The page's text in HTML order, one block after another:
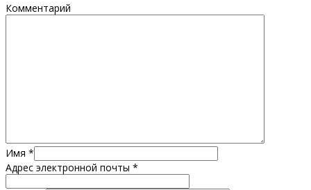
Комментарий
Имя *
Адрес электронной почты *